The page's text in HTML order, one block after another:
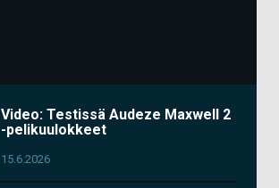
Video: Testissä Audeze Maxwell 2
-pelikuulokkeet
15.6.2026